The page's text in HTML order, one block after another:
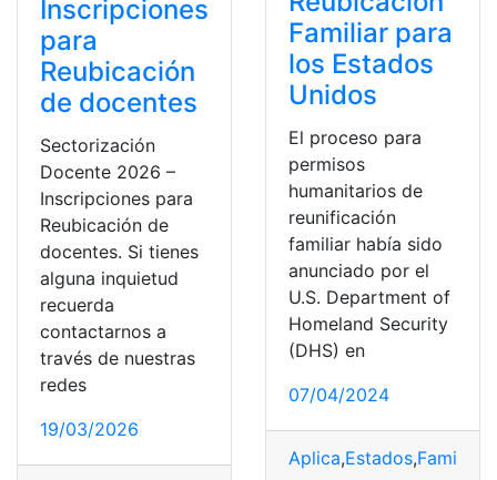
Inscripciones
para
Reubicación
de docentes
Sectorización
Docente 2026 –
Inscripciones para
Reubicación de
docentes. Si tienes
alguna inquietud
recuerda
contactarnos a
través de nuestras
redes
19/03/2026
Familiar para
los Estados
Unidos
El proceso para
permisos
humanitarios de
reunificación
familiar había sido
anunciado por el
U.S. Department of
Homeland Security
(DHS) en
07/04/2024
Aplica,Estados,Familiar